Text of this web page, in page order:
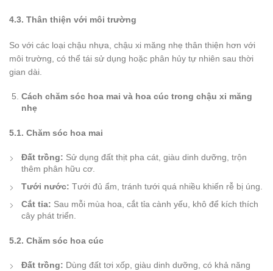
4.3. Thân thiện với môi trường
So với các loại chậu nhựa, chậu xi măng nhẹ thân thiện hơn với
môi trường, có thể tái sử dụng hoặc phân hủy tự nhiên sau thời
gian dài.
Cách chăm sóc hoa mai và hoa cúc trong chậu xi măng
nhẹ
5.1. Chăm sóc hoa mai
Đất trồng: Sử dụng đất thịt pha cát, giàu dinh dưỡng, trộn
thêm phân hữu cơ.
Tưới nước: Tưới đủ ẩm, tránh tưới quá nhiều khiến rễ bị úng.
Cắt tỉa: Sau mỗi mùa hoa, cắt tỉa cành yếu, khô để kích thích
cây phát triển.
5.2. Chăm sóc hoa cúc
Đất trồng: Dùng đất tơi xốp, giàu dinh dưỡng, có khả năng